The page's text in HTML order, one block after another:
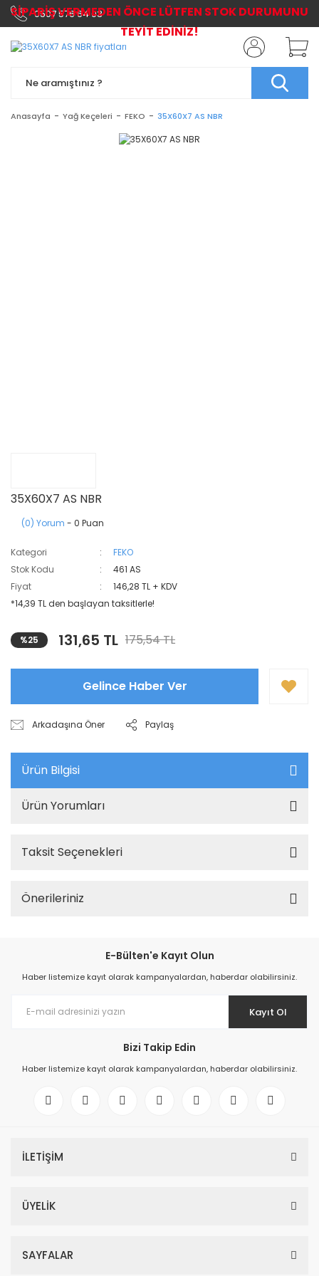
0507 576 64 03
Anasayfa Yağ Keçeleri FEKO 35X60X7 AS NBR
35X60X7 AS NBR
(0) Yorum - 0 Puan
Kategori
FEKO
Stok Kodu
461 AS
Fiyat
146,28 TL + KDV
*14,39 TL den başlayan taksitlerle!
%25 131,65 TL 175,54 TL
Gelince Haber Ver
Arkadaşına Öner Paylaş
Ürün Bilgisi
Ürün Yorumları
Taksit Seçenekleri
Önerileriniz
E-Bülten'e Kayıt Olun
Haber listemize kayıt olarak kampanyalardan, haberdar olabilirsiniz.
Kayıt Ol
Bizi Takip Edin
Haber listemize kayıt olarak kampanyalardan, haberdar olabilirsiniz.
İLETİŞİM
ÜYELİK
SAYFALAR
SİPARİŞ VERMEDEN ÖNCE LÜTFEN STOK DURUMUNU
TEYİT EDİNİZ!